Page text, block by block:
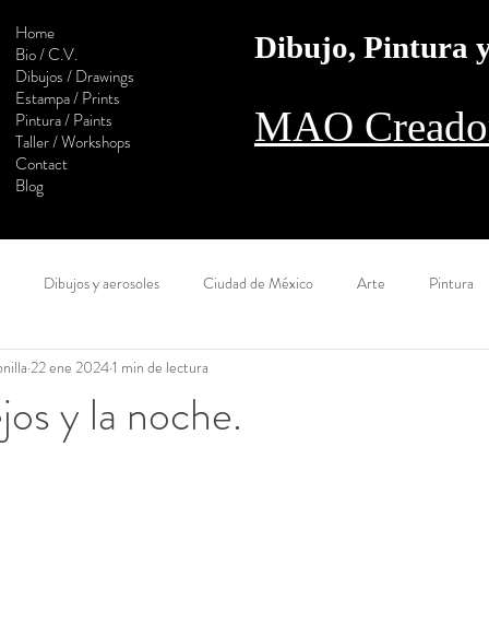
Home
Bio / C.V.
Dibujos / Drawings
Estampa / Prints
Pintura / Paints
Taller / Workshops
Contact
Blog
Dibujo, Pintura
MAO
Dibujos y aerosoles Ciudad de México Arte Pintura
camino Estampa Monotipo
y la noche.
22 ene 20241 min de lectura